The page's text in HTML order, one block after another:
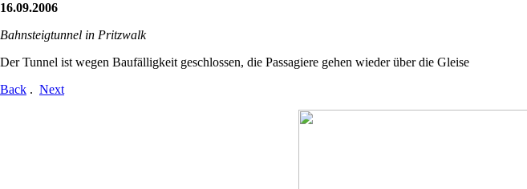
16.09.2006
Bahnsteigtunnel in Pritzwalk
Der Tunnel ist wegen Baufälligkeit geschlossen, die Passagiere gehen wieder über die Gleise
Back . Next